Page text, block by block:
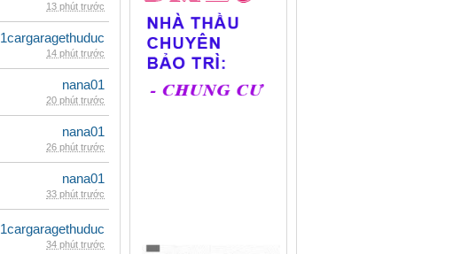
13 phút trước
1cargaragethuduc
14 phút trước
nana01
20 phút trước
nana01
26 phút trước
nana01
33 phút trước
1cargaragethuduc
34 phút trước